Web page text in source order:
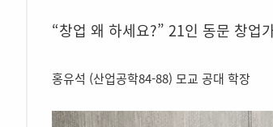
“창업 왜 하세요?” 21인 동문 창업
홍유석 (산업공학84-88) 모교 공대 학장